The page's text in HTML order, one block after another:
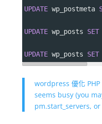
UPDATE wp_postmeta
UPDATE wp_posts SET
UPDATE wp_posts SET
wordpress 優化
seems busy (you
pm.start_servers,